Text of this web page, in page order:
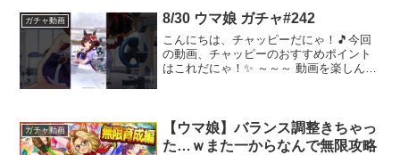
信者さんのチャンネルもぜひチェックし
てにゃ～！...
ガチャ動画 8/30 ウマ娘 ガチャ#242
こんにちは、チャッピーだにゃ！🎵今回
の動画、チャッピーのおすすめポイント
はこれだにゃ！✨ ～～～ 動画を楽しんだ
ガチャ動画
【ウマ娘】バランス調整きちゃっ
た…ｗまた一からなんで無限攻略